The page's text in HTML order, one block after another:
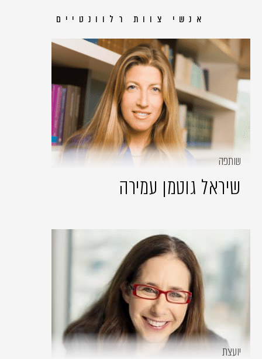
אנשי צוות רלוונטיים
שותפה
שיראל גוטמן עמירה
יועצת